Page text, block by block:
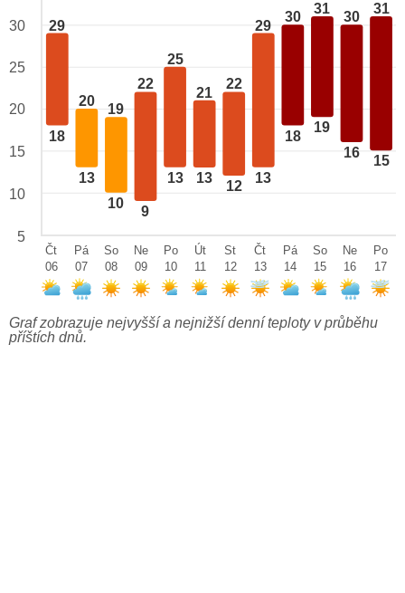
29
18
20
13
19
10
22
9
25
13
21
13
22
12
29
13
30
18
31
19
30
16
31
15
30
25
20
15
10
5
Čt
06
Pá
07
So
08
Ne
09
Po
10
Út
11
St
12
Čt
13
Pá
14
So
15
Ne
16
Po
17
Graf zobrazuje nejvyšší a nejnižší denní teploty v průběhu
příštích dnů.